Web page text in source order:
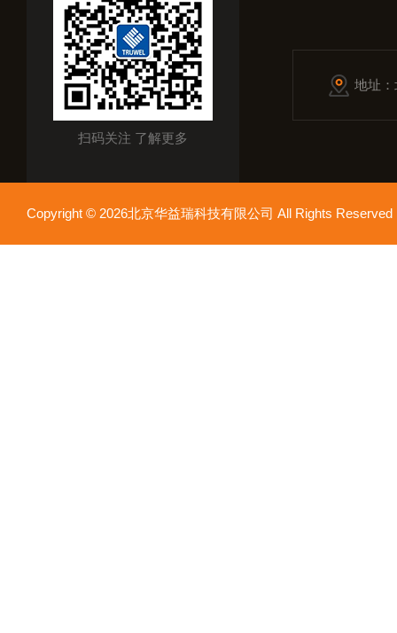
扫码关注 了解更多
地址
Copyright © 2026北京华益瑞科技有限公司 All Rights